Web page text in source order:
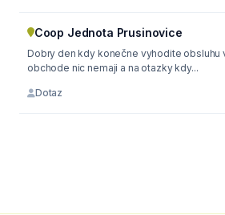
Coop Jednota Prusinovice
Dobry den kdy konečne vyhodite obsluhu
obchode nic nemaji a na otazky kdy...
Dotaz